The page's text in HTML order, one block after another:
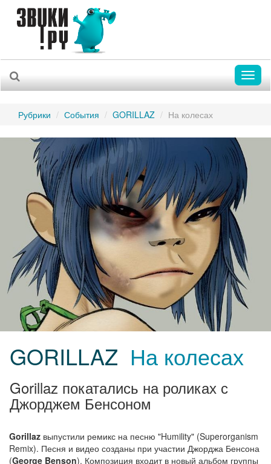
Рубрики События GORILLAZ На колесах
GORILLAZ На колесах
Gorillaz покатались на роликах с
Джорджем Бенсоном
Gorillaz выпустили ремикс на песню "Humility" (Superorganism
Remix). Песня и видео созданы при участии Джорджа Бенсона
(George Benson). Композиция входит в новый альбом группы